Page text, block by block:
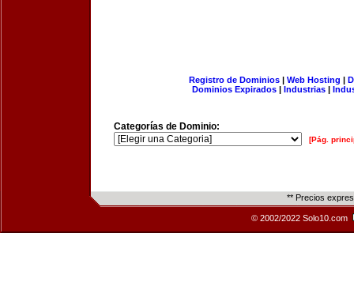
Registro de Dominios| Web Hosting |
Dominios Expirados | Industrias |
Categorías de Dominio:
[Pág.
** Precios
© 2002/2022 Solo10.com